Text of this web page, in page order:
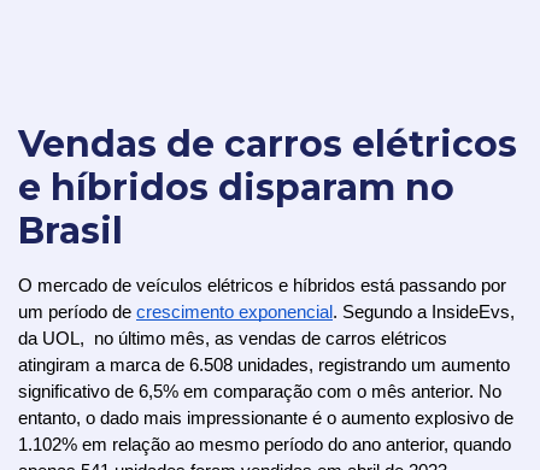
Vendas de carros elétricos
e híbridos disparam no
Brasil
O mercado de veículos elétricos e híbridos está passando por
um período de crescimento exponencial . Segundo a InsideEvs,
da UOL,  no último mês, as vendas de carros elétricos
atingiram a marca de 6.508 unidades, registrando um aumento
significativo de 6,5% em comparação com o mês anterior. No
entanto, o dado mais impressionante é o aumento explosivo de
1.102% em relação ao mesmo período do ano anterior, quando